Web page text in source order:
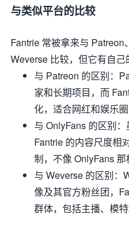
与类似平台的比较
Fantrie 常被拿来与
Weverse 比较，但它有自己
与 Patreon 的区别：
家和长期项目，而
化，适合网红和娱乐圈
与 OnlyFans 的区别
Fantrie 的内容尺度相
制，不像 OnlyFans 那
与 Weverse 的区别：
像及其官方粉丝团，
群体，包括主播、模特